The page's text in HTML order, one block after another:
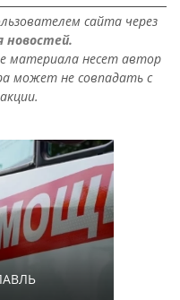
сайта через
новостей.
материала несет автор
может не совпадать с